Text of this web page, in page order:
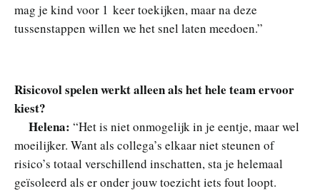
mag je kind voor 1 keer toekijken, maar na deze
tussenstappen willen we het snel laten meedoen.”
Risicovol spelen werkt alleen als het hele team ervoor
kiest?
Helena: “Het is niet onmogelijk in je eentje, maar wel
moeilijker. Want als collega’s elkaar niet steunen of
risico’s totaal verschillend inschatten, sta je helemaal
geïsoleerd als er onder jouw toezicht iets fout loopt.